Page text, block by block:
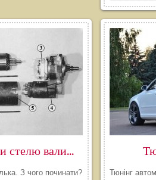
Як пофарбувати стелю валиком без смуг
З чого починати?
Тюнінг